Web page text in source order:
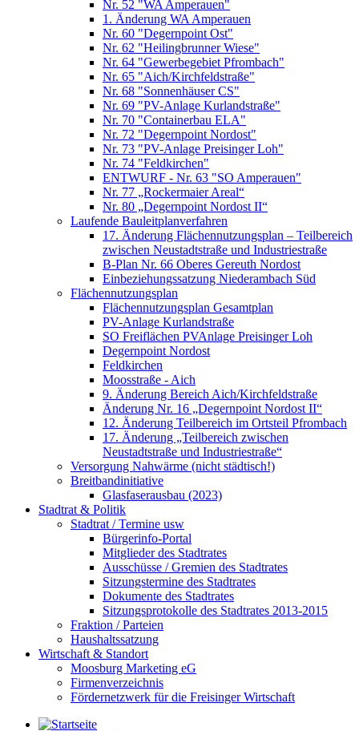
Nr. 52 "WA Amperauen"
1. Änderung WA Amperauen
Nr. 60 "Degernpoint Ost"
Nr. 62 "Heilingbrunner Wiese"
Nr. 64 "Gewerbegebiet Pfrombach"
Nr. 65 "Aich/Kirchfeldstraße"
Nr. 68 "Sonnenhäuser CS"
Nr. 69 "PV-Anlage Kurlandstraße"
Nr. 70 "Containerbau ELA"
Nr. 72 "Degernpoint Nordost"
Nr. 73 "PV-Anlage Preisinger Loh"
Nr. 74 "Feldkirchen"
ENTWURF - Nr. 63 "SO Amperauen"
Nr. 77 „Rockermaier Areal“
Nr. 80 „Degernpoint Nordost II“
Laufende Bauleitplanverfahren
17. Änderung Flächennutzungsplan – Teilbereich
zwischen Neustadtstraße und Industriestraße
B-Plan Nr. 66 Oberes Gereuth Nordost
Einbeziehungssatzung Niederambach Süd
Flächennutzungsplan
Flächennutzungsplan Gesamtplan
PV-Anlage Kurlandstraße
SO Freiflächen PV­Anlage Preisinger Loh
Degernpoint Nordost
Feldkirchen
Moosstraße - Aich
9. Änderung Bereich Aich/Kirchfeldstraße
Änderung Nr. 16 „Degernpoint Nordost II“
12. Änderung Teilbereich im Ortsteil Pfrombach
17. Änderung „Teilbereich zwischen
Neustadtstraße und Industriestraße“
Versorgung Nahwärme (nicht städtisch!)
Breitbandinitiative
Glasfaserausbau (2023)
Stadtrat & Politik
Stadtrat / Termine usw
Bürgerinfo-Portal
Mitglieder des Stadtrates
Ausschüsse / Gremien des Stadtrates
Sitzungstermine des Stadtrates
Dokumente des Stadtrates
Sitzungsprotokolle des Stadtrates 2013-2015
Fraktion / Parteien
Haushaltssatzung
Wirtschaft & Standort
Moosburg Marketing eG
Firmenverzeichnis
Fördernetzwerk für die Freisinger Wirtschaft